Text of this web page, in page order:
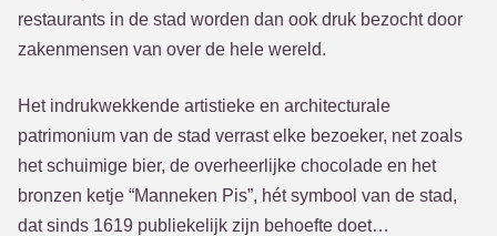
restaurants in de stad worden dan ook druk bezocht door
zakenmensen van over de hele wereld.
Het indrukwekkende artistieke en architecturale
patrimonium van de stad verrast elke bezoeker, net zoals
het schuimige bier, de overheerlijke chocolade en het
bronzen ketje “Manneken Pis”, hét symbool van de stad,
dat sinds 1619 publiekelijk zijn behoefte doet…